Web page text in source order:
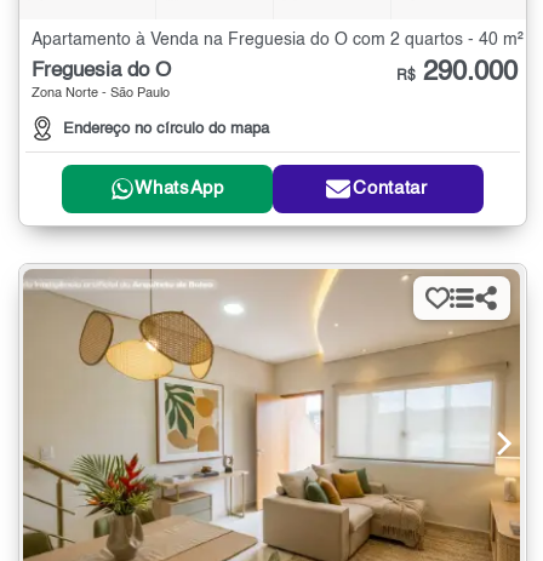
Apartamento à Venda na Freguesia do Ó com 2 quartos - 40 m²
Freguesia do Ó
Zona Norte - São Paulo
Endereço no círculo do mapa
R$ 290.000
WhatsApp Contatar